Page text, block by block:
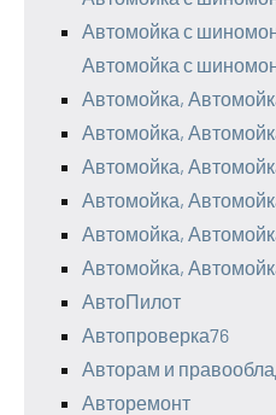
Автомойка с
Автомойка с
Автомойка,
Автомойка,
Автомойка,
Автомойка,
Автомойка,
Автомойка,
АвтоПилот
Автопроверка76
Авторам и
Авторемонт